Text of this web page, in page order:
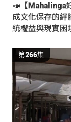
📣【Mahalinga
成文化保存的
統權益與現實困
第266集